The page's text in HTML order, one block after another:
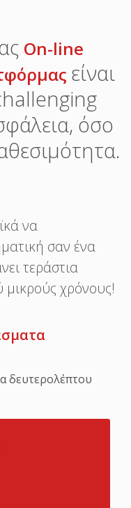
On-line
είναι
όσο
να
σαν ένα
τεράστια
χρόνους!
δευτερολέπτου